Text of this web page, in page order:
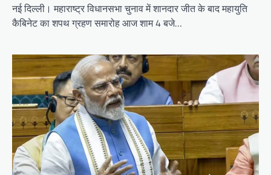
नई दिल्ली। महाराष्ट्र विधानसभा चुनाव में शानदार जीत के बाद महायुति
कैबिनेट का शपथ ग्रहण समारोह आज शाम 4 बजे…